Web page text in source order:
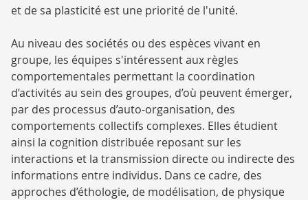
et de sa plasticité est une priorité de l'unité.
Au niveau des sociétés ou des espèces vivant en
groupe, les équipes s'intéressent aux règles
comportementales permettant la coordination
d’activités au sein des groupes, d’où peuvent émerger,
par des processus d’auto-organisation, des
comportements collectifs complexes. Elles étudient
ainsi la cognition distribuée reposant sur les
interactions et la transmission directe ou indirecte des
informations entre individus. Dans ce cadre, des
approches d’éthologie, de modélisation, de physique